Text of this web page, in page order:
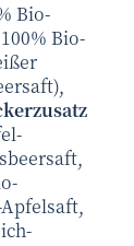
Bio-
Bio-